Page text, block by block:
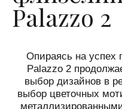
Palazzo 2
Опираясь на успех
Palazzo 2
выбор дизайнов в
выбор цветочных